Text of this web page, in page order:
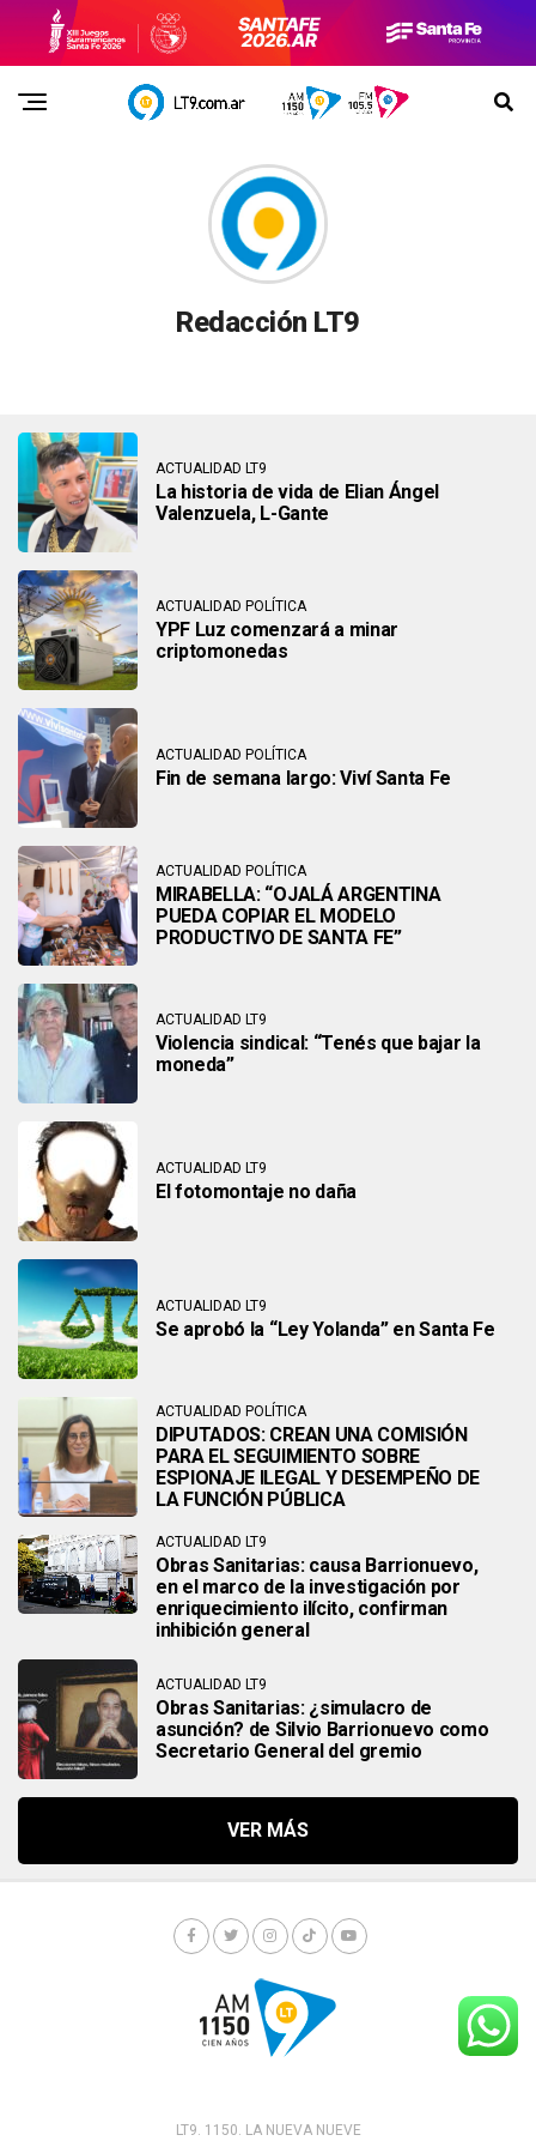
Redacción LT9
ACTUALIDAD LT9
La historia de vida de Elian Ángel
Valenzuela, L-Gante
ACTUALIDAD POLÍTICA
YPF Luz comenzará a minar
criptomonedas
ACTUALIDAD POLÍTICA
Fin de semana largo: Viví Santa Fe
ACTUALIDAD POLÍTICA
MIRABELLA: “OJALÁ ARGENTINA
PUEDA COPIAR EL MODELO
PRODUCTIVO DE SANTA FE”
ACTUALIDAD LT9
Violencia sindical: “Tenés que bajar la
moneda”
ACTUALIDAD LT9
El fotomontaje no daña
ACTUALIDAD LT9
Se aprobó la “Ley Yolanda” en Santa Fe
ACTUALIDAD POLÍTICA
DIPUTADOS: CREAN UNA COMISIÓN
PARA EL SEGUIMIENTO SOBRE
ESPIONAJE ILEGAL Y DESEMPEÑO DE
LA FUNCIÓN PÚBLICA
ACTUALIDAD LT9
Obras Sanitarias: causa Barrionuevo,
en el marco de la investigación por
enriquecimiento ilícito, confirman
inhibición general
ACTUALIDAD LT9
Obras Sanitarias: ¿simulacro de
asunción? de Silvio Barrionuevo como
Secretario General del gremio
LT9. 1150. LA NUEVA NUEVE